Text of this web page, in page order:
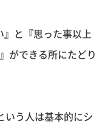
』と『思った事以上
ができる所にたどり
う人は基本的にシ